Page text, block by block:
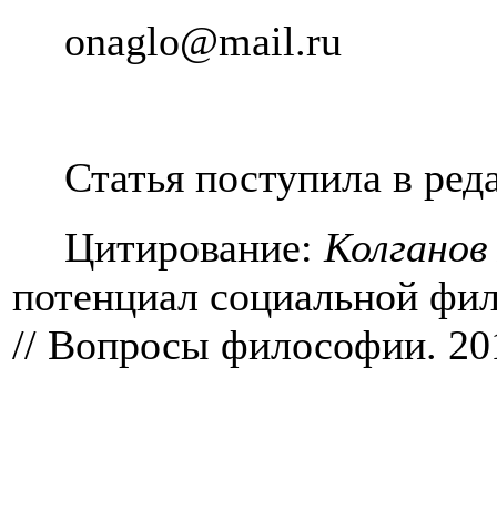
onaglo@mail.ru
Статья поступила в
Цитирование:
потенциал социальной
// Вопросы философии.